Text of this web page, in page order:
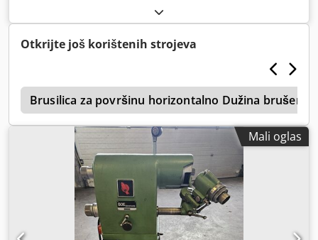
Otkrijte još korištenih strojeva
Brusilica za površinu horizontalno Dužina brušenja
Mali oglas